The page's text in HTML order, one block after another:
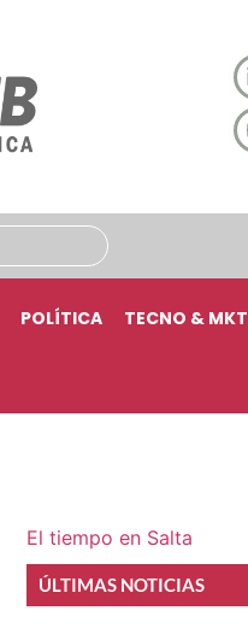
POLÍTICA TECNO & MKT
El tiempo en Salta
ÚLTIMAS NOTICIAS